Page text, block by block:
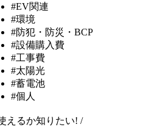
#EV関連
#環境
#防犯・防災・BCP
#設備購入費
#工事費
#太陽光
#蓄電池
#個人
えるか知りたい! /